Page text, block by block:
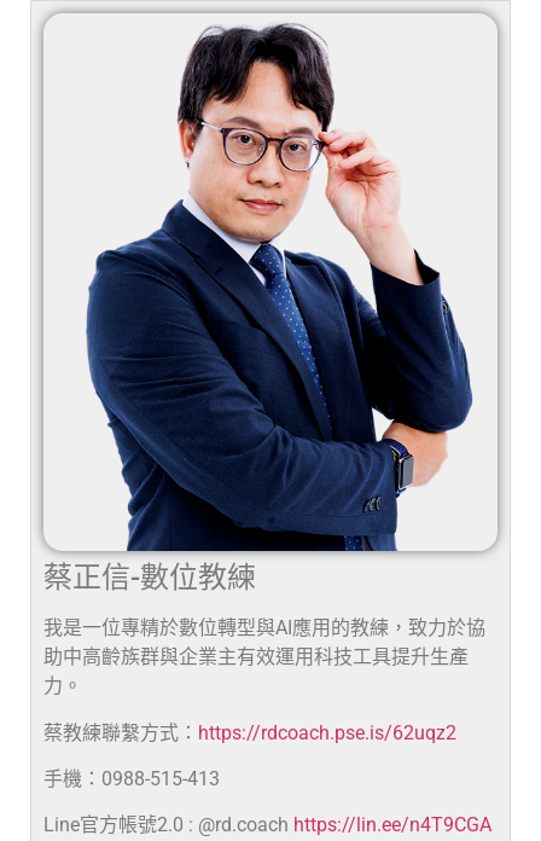
蔡正信-數位教練
我是一位專精於數位轉型與AI應用的教練，致力於協
助中高齡族群與企業主有效運用科技工具提升生產
力。
蔡教練聯繫方式： https://rdcoach.pse.is/62uqz2
手機：0988-515-413
Line官方帳號2.0 : @rd.coach https://lin.ee/n4T9CGA